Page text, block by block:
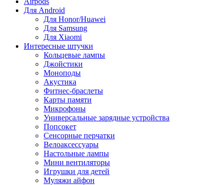
Для Android
Для Honor/Huawei
Для Samsung
Для Xiaomi
Интересные штучки
Кольцевые лампы
Джойстики
Моноподы
Акустика
Фитнес-браслеты
Карты памяти
Микрофоны
Универсальные зарядные устройства
Попсокет
Сенсорные перчатки
Велоаксессуары
Настольные лампы
Мини вентиляторы
Игрушки для детей
Муляжи айфон